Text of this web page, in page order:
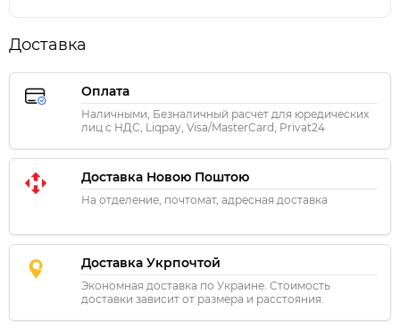
Доставка
Оплата
Наличными, Безналичный расчет для юредических
лиц с НДС, Liqpay, Visa/MasterCard, Privat24
Доставка Новою Поштою
На отделение, почтомат, адресная доставка
Доставка Укрпочтой
Экономная доставка по Украине. Стоимость
доставки зависит от размера и расстояния.